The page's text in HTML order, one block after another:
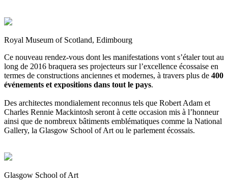
Royal Museum of Scotland, Edimbourg
Ce nouveau rendez-vous dont les manifestations vont s’étaler tout au
long de 2016 braquera ses projecteurs sur l’excellence écossaise en
termes de constructions anciennes et modernes, à travers plus de 400
événements et expositions dans tout le pays.
Des architectes mondialement reconnus tels que Robert Adam et
Charles Rennie Mackintosh seront à cette occasion mis à l’honneur
ainsi que de nombreux bâtiments emblématiques comme la National
Gallery, la Glasgow School of Art ou le parlement écossais.
Glasgow School of Art